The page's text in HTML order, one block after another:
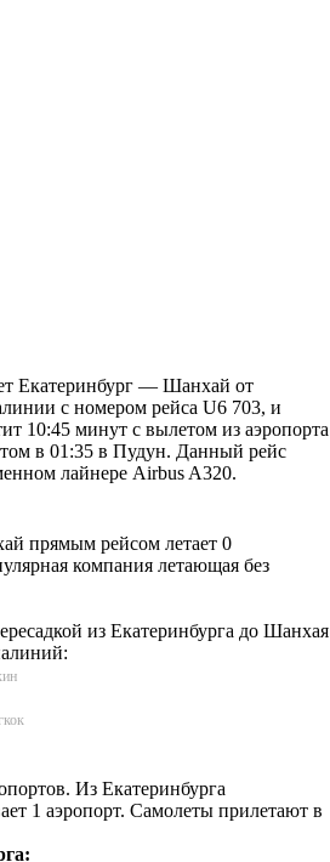
Екатеринбург — Шанхай от
с номером рейса U6 703, и
10:45 минут с вылетом из аэропорта
в 01:35 в Пудун. Данный рейс
лайнере Airbus A320.
прямым рейсом летает 0
компания летающая без
из Екатеринбурга до Шанхая
Из Екатеринбурга
1 аэропорт. Самолеты прилетают в